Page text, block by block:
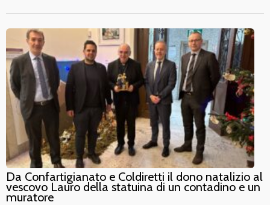
Da Confartigianato e Coldiretti il dono natalizio al
vescovo Lauro della statuina di un contadino e un
muratore